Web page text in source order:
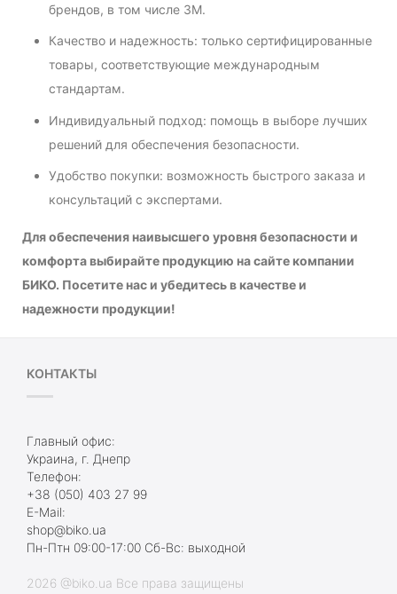
брендов, в том числе 3M.
Качество и надежность: только сертифицированные
товары, соответствующие международным
стандартам.
Индивидуальный подход: помощь в выборе лучших
решений для обеспечения безопасности.
Удобство покупки: возможность быстрого заказа и
консультаций с экспертами.
Для обеспечения наивысшего уровня безопасности и
комфорта выбирайте продукцию на сайте компании
БИКО. Посетите нас и убедитесь в качестве и
надежности продукции!
КОНТАКТЫ
Главный офис:
Украина, г. Днепр
Телефон:
+38 (050) 403 27 99
E-Mail:
shop@biko.ua
Пн-Птн 09:00-17:00 Сб-Вс: выходной
2026 @biko.ua Все права защищены